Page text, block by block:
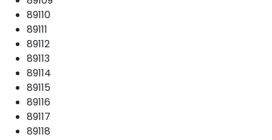
89110
89111
89112
89113
89114
89115
89116
89117
89118